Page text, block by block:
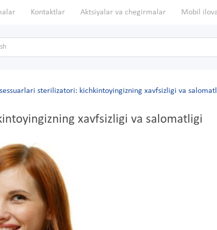
Kontaktlar Aktsiyalar va chegirmalar Mobil
sterilizatori: kichkintoyingizning xavfsizligi va
xavfsizligi va salomatligi